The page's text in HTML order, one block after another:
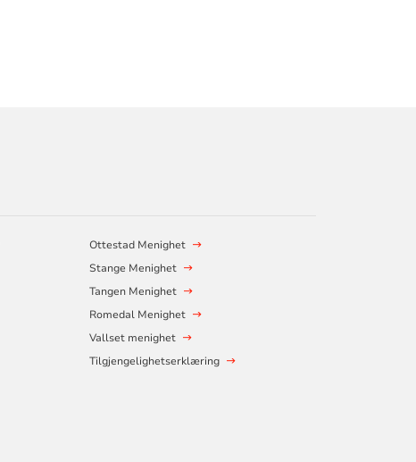
Ottestad Menighet
Stange Menighet
Tangen Menighet
Romedal Menighet
Vallset menighet
Tilgjengelighetserklæring